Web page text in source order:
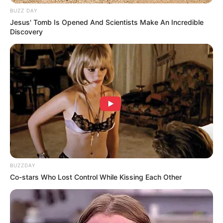
(foto: instagram/seojuhyun_s)
Daftar isi
Biodata & Profil
Nama Lengkap:Seo Joo Hyun(서주현)
Nama Panggung: Seohyun
Nama Panggilan: Maknae, Seobaby, Seororo, Hyun, Joohyun.
Tempat, Tanggal Lahir: Seoul, Korea Selatan, 28 Juni 1991
BUZZ DAY
Jesus' Tomb Is Opened And Scientists Make An Incredible
Discovery
BUZZDAY
Co-stars Who Lost Control While Kissing Each Other